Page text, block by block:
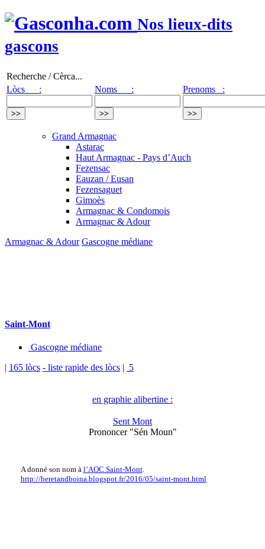
Nos lieux-dits
gascons
Recherche / Cèrca...
Lòcs :
Noms : Prenoms :
Grand Armagnac
Astarac
Haut Armagnac - Pays d’Auch
Fezensac
Eauzan / Eusan
Fezensaguet
Gimoès
Armagnac & Condomois
Armagnac & Adour
Armagnac & Adour Gascogne médiane
Saint-Mont
Gascogne médiane
| 165 lòcs - liste rapide des lòcs | 5
en graphie alibertine :
Sent Mont
Prononcer "Sén Moun"
A donné son nom à l’AOC Saint-Mont.
http://beretandboina.blogspot.fr/2016/05/saint-mont.html